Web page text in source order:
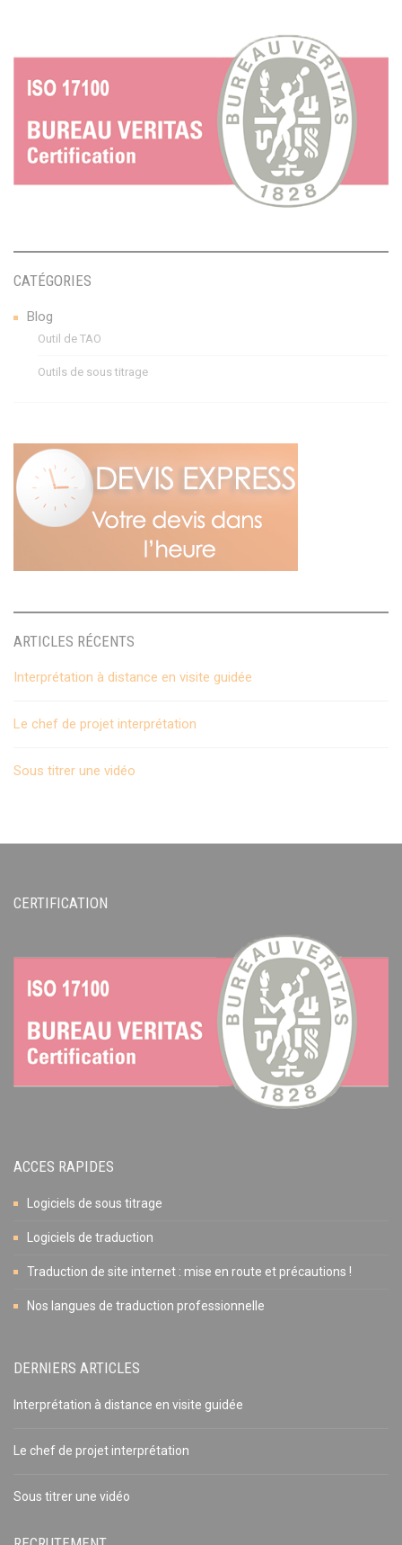
CATÉGORIES
Blog
Outil de TAO
Outils de sous titrage
ARTICLES RÉCENTS
Interprétation à distance en visite guidée
Le chef de projet interprétation
Sous titrer une vidéo
CERTIFICATION
ACCES RAPIDES
Logiciels de sous titrage
Logiciels de traduction
Traduction de site internet : mise en route et précautions !
Nos langues de traduction professionnelle
DERNIERS ARTICLES
Interprétation à distance en visite guidée
Le chef de projet interprétation
Sous titrer une vidéo